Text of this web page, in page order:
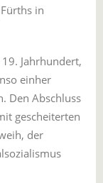
in
Jahrhundert,
einher
Den Abschluss
gescheiterten
der